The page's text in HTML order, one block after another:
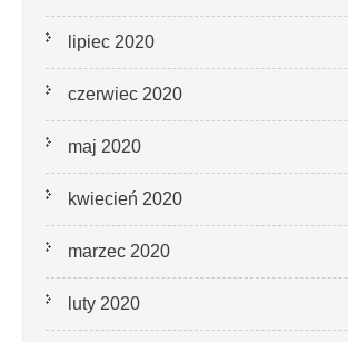
lipiec 2020
czerwiec 2020
maj 2020
kwiecień 2020
marzec 2020
luty 2020